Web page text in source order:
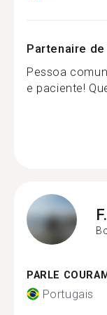
Partenaire
Pessoa
e paciente!
F.
PARLE
Portugais